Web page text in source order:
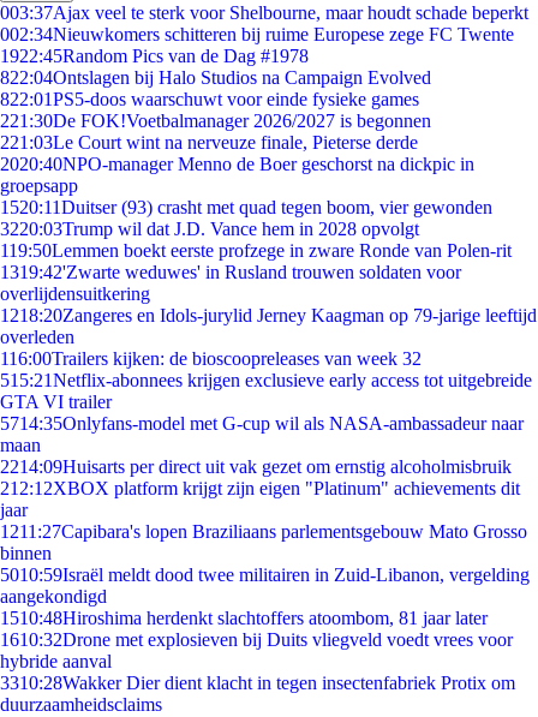
003:37Ajax veel te sterk voor Shelbourne, maar houdt schade beperkt
002:34Nieuwkomers schitteren bij ruime Europese zege FC Twente
1922:45Random Pics van de Dag #1978
822:04Ontslagen bij Halo Studios na Campaign Evolved
822:01PS5-doos waarschuwt voor einde fysieke games
221:30De FOK!Voetbalmanager 2026/2027 is begonnen
221:03Le Court wint na nerveuze finale, Pieterse derde
2020:40NPO-manager Menno de Boer geschorst na dickpic in
groepsapp
1520:11Duitser (93) crasht met quad tegen boom, vier gewonden
3220:03Trump wil dat J.D. Vance hem in 2028 opvolgt
119:50Lemmen boekt eerste profzege in zware Ronde van Polen-rit
1319:42'Zwarte weduwes' in Rusland trouwen soldaten voor
overlijdensuitkering
1218:20Zangeres en Idols-jurylid Jerney Kaagman op 79-jarige leeftijd
overleden
116:00Trailers kijken: de bioscoopreleases van week 32
515:21Netflix-abonnees krijgen exclusieve early access tot uitgebreide
GTA VI trailer
5714:35Onlyfans-model met G-cup wil als NASA-ambassadeur naar
maan
2214:09Huisarts per direct uit vak gezet om ernstig alcoholmisbruik
212:12XBOX platform krijgt zijn eigen "Platinum" achievements dit
jaar
1211:27Capibara's lopen Braziliaans parlementsgebouw Mato Grosso
binnen
5010:59Israël meldt dood twee militairen in Zuid-Libanon, vergelding
aangekondigd
1510:48Hiroshima herdenkt slachtoffers atoombom, 81 jaar later
1610:32Drone met explosieven bij Duits vliegveld voedt vrees voor
hybride aanval
3310:28Wakker Dier dient klacht in tegen insectenfabriek Protix om
duurzaamheidsclaims